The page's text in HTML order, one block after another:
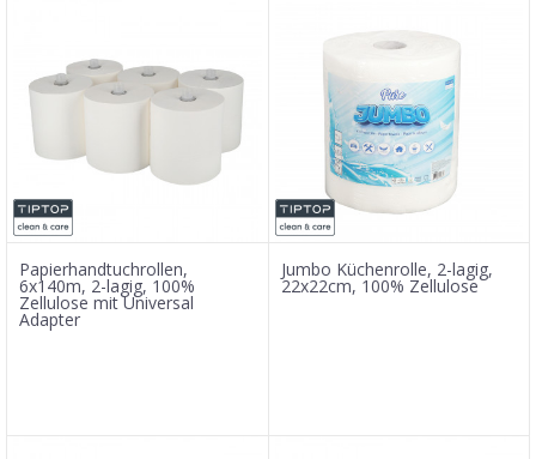
Papierhandtuchrollen,
6x140m, 2-lagig, 100%
Zellulose mit Universal
Adapter
Jumbo Küchenrolle, 2-lagig,
22x22cm, 100% Zellulose